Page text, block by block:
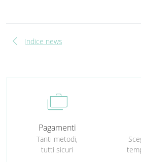
chevron_left Indice news
cases
Pagamenti
Tanti metodi,
tutti sicuri